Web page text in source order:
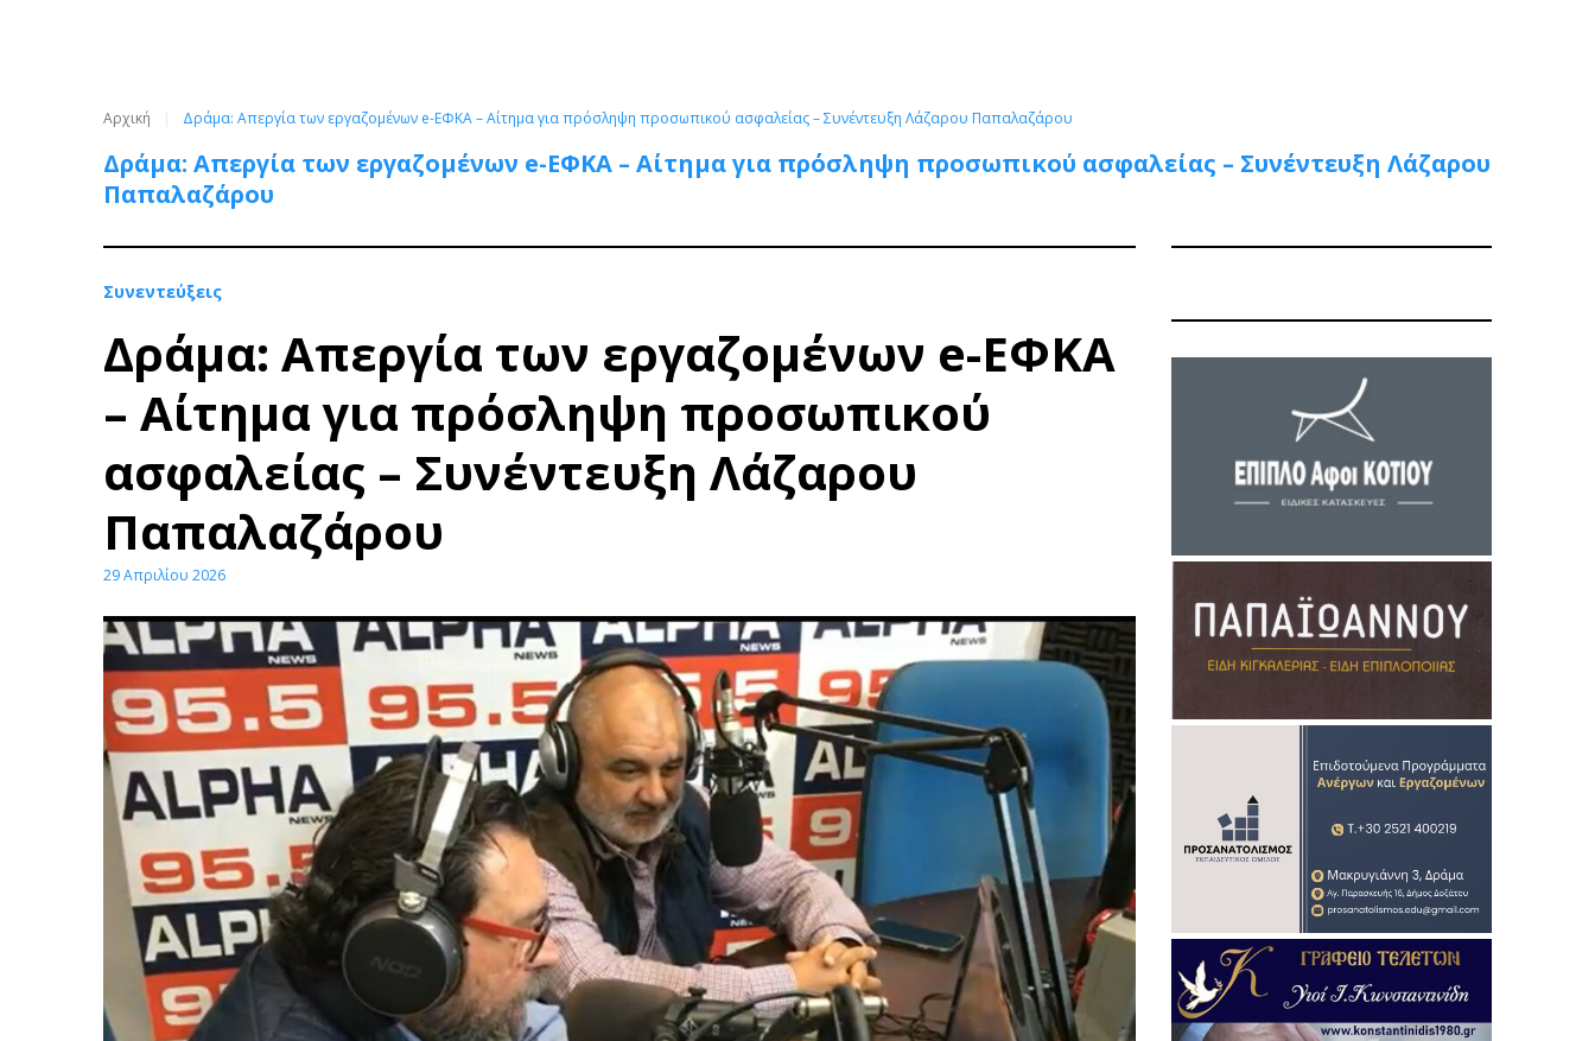
Αρχική Δράμα: Απεργία των εργαζομένων e-ΕΦΚΑ – Αίτημα για πρόσληψη προσωπικού ασφαλείας – Συνέντευξη Λάζαρου Παπαλαζάρου
Δράμα: Απεργία των εργαζομένων e-ΕΦΚΑ – Αίτημα για πρόσληψη προσωπικού ασφαλείας – Συνέντευξη Λάζαρου
Παπαλαζάρου
Συνεντεύξεις
Δράμα: Απεργία των εργαζομένων e-ΕΦΚΑ
– Αίτημα για πρόσληψη προσωπικού
ασφαλείας – Συνέντευξη Λάζαρου
Παπαλαζάρου
29 Απριλίου 2026